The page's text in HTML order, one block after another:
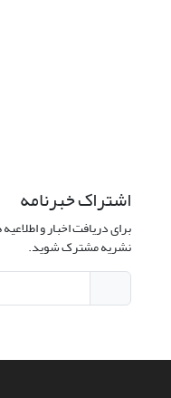
اشتراک خبرنامه
برای دریافت اخبار و
نشریه مشترک شوید.